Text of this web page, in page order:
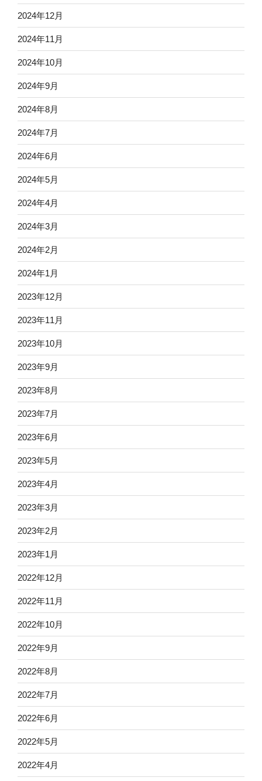
2024年12月
2024年11月
2024年10月
2024年9月
2024年8月
2024年7月
2024年6月
2024年5月
2024年4月
2024年3月
2024年2月
2024年1月
2023年12月
2023年11月
2023年10月
2023年9月
2023年8月
2023年7月
2023年6月
2023年5月
2023年4月
2023年3月
2023年2月
2023年1月
2022年12月
2022年11月
2022年10月
2022年9月
2022年8月
2022年7月
2022年6月
2022年5月
2022年4月